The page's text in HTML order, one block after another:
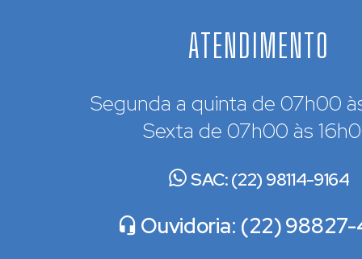
ATENDIMENTO
Segunda a quinta de 07h00
Sexta de 07h00 às
SAC: (22) 98114-9164
Ouvidoria: (22) 98827-